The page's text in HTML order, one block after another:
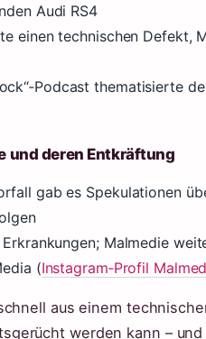
Audi RS4
einen technischen Defekt,
thematisierte
und deren Entkräftung
gab es Spekulationen
Malmedie
(Instagram‑Profil
aus einem
werden kann –